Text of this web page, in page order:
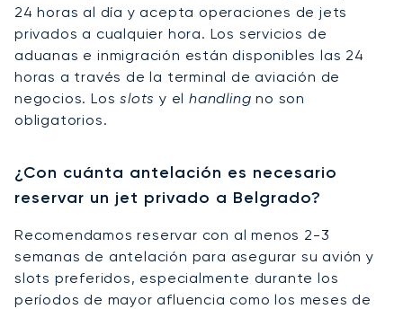
24 horas al día y acepta operaciones de jets
privados a cualquier hora. Los servicios de
aduanas e inmigración están disponibles las 24
horas a través de la terminal de aviación de
negocios. Losslots y elhandling no son
obligatorios.
¿Con cuánta antelación es necesario
reservar un jet privado a Belgrado?
Recomendamos reservar con al menos 2-3
semanas de antelación para asegurar su avión y
slots preferidos, especialmente durante los
períodos de mayor afluencia como los meses de